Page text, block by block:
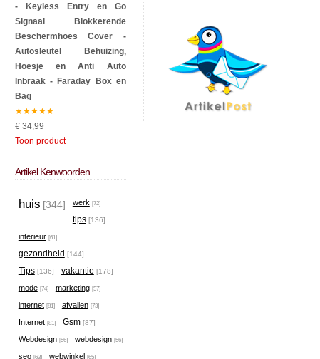
- Keyless Entry en Go
Signaal Blokkerende
Beschermhoes Cover -
Autosleutel Behuizing,
Hoesje en Anti Auto
Inbraak - Faraday Box en
Bag
★★★★★
€ 34,99
Toon product
Artikel Kenwoorden
huis [344] werk [72]
tips [136]
interieur [61]
gezondheid [144]
Tips [136] vakantie [178]
mode [74] marketing [57]
internet [81] afvallen [73]
Internet [81] Gsm [87]
Webdesign [56] webdesign [56]
seo [63] webwinkel [65]